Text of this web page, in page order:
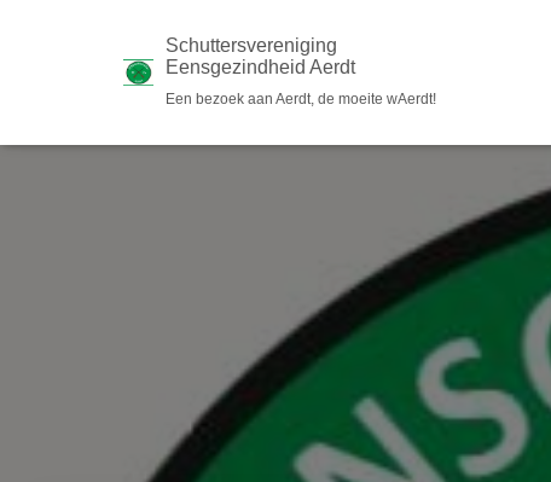
Schuttersvereniging
Eensgezindheid Aerdt
Een bezoek aan Aerdt, de moeite wAerdt!